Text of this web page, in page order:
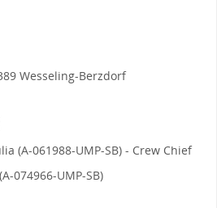
Wesseling-Berzdorf
(A-061988-UMP-SB) - Crew Chief
074966-UMP-SB)